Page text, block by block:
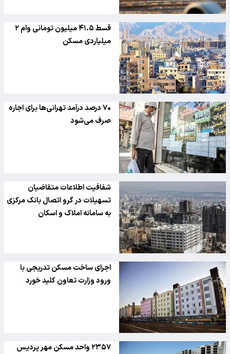
قسط ۴۱.۵ میلیون تومانی وام ۲
میلیاردی مسکن
۷۰ درصد درآمد تهرانی‌ها برای اجاره
صرف می‌شود
شفافیت اطلاعات متقاضیان
تسهیلات در گرو اتصال بانک مرکزی
به سامانه املاک و اسکان
اجرای ساخت مسکن تدریجی با
ورود وزارت تعاون کلید خورد
۲۳۵۷ واحد مسکن مهر پردیس